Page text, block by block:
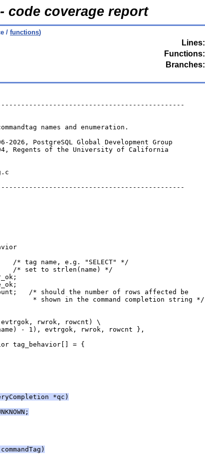
code coverage report
/ functions)
Lines:
Functions:
Branches:
names and enumeration.
2026, PostgreSQL Global Development Group
Regents of the University of California
/* tag name, e.g. "SELECT" */
/* set to strlen(name) */
/* should the number of rows affected be
* shown in the command completion string */
rwrok, rowcnt) \
- 1), evtrgok, rwrok, rowcnt },
tag_behavior[] = {
*qc)